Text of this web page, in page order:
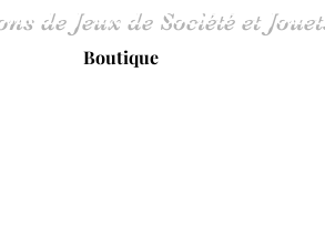
de Jeux de Société et
Boutique